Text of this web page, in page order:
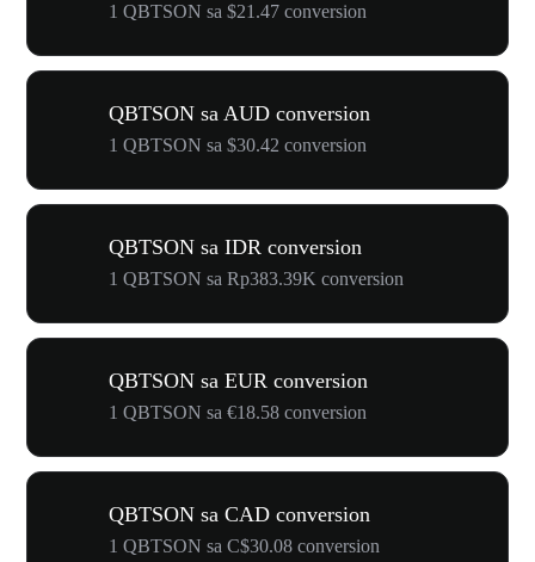
1 QBTSON sa $21.47 conversion
QBTSON sa AUD conversion
1 QBTSON sa $30.42 conversion
QBTSON sa IDR conversion
1 QBTSON sa Rp383.39K conversion
QBTSON sa EUR conversion
1 QBTSON sa €18.58 conversion
QBTSON sa CAD conversion
1 QBTSON sa C$30.08 conversion